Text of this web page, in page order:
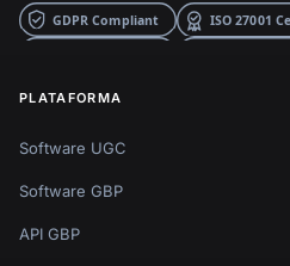
PLATAFORMA
Software UGC
Software GBP
API GBP